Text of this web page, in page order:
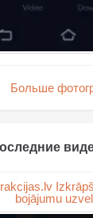
Больше
bojājumu